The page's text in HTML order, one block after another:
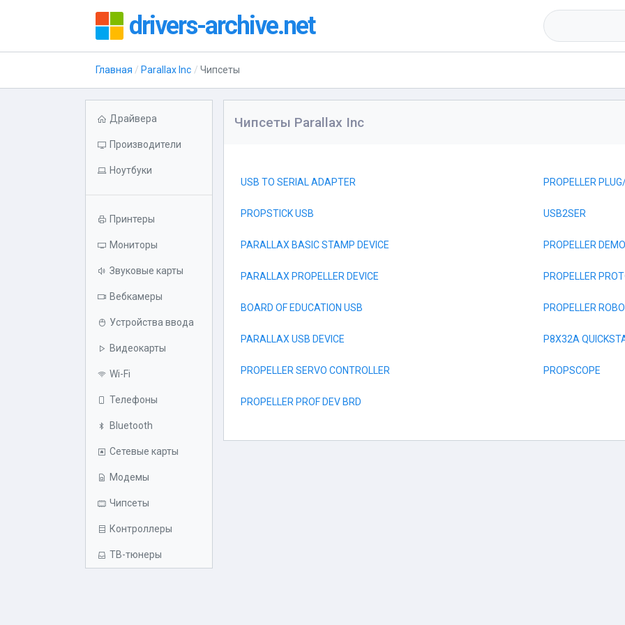
drivers-archive.net
Главная Parallax Inc Чипсеты
Драйвера
Производители
Ноутбуки
Принтеры
Мониторы
Звуковые карты
Вебкамеры
Устройства ввода
Видеокарты
Wi-Fi
Телефоны
Bluetooth
Сетевые карты
Модемы
Чипсеты
Контроллеры
ТВ-тюнеры
Чипсеты Parallax Inc
USB TO SERIAL ADAPTER PROPELLER
PROPSTICK USB USB2SER
PARALLAX BASIC STAMP DEVICE PROPELLER
PARALLAX PROPELLER DEVICE PROPELLER
BOARD OF EDUCATION USB PROPELLER
PARALLAX USB DEVICE P8X32A
PROPELLER SERVO CONTROLLER PROPSCOPE
PROPELLER PROF DEV BRD